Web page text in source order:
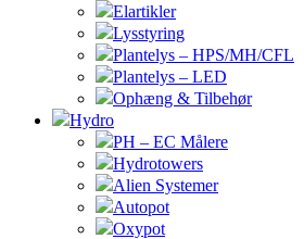
Elartikler
Lysstyring
Plantelys – HPS/MH/CFL
Plantelys – LED
Ophæng & Tilbehør
Hydro
PH – EC Målere
Hydrotowers
Alien Systemer
Autopot
Oxypot